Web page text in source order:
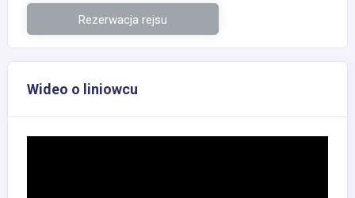
Rezerwacja rejsu
Wideo o liniowcu